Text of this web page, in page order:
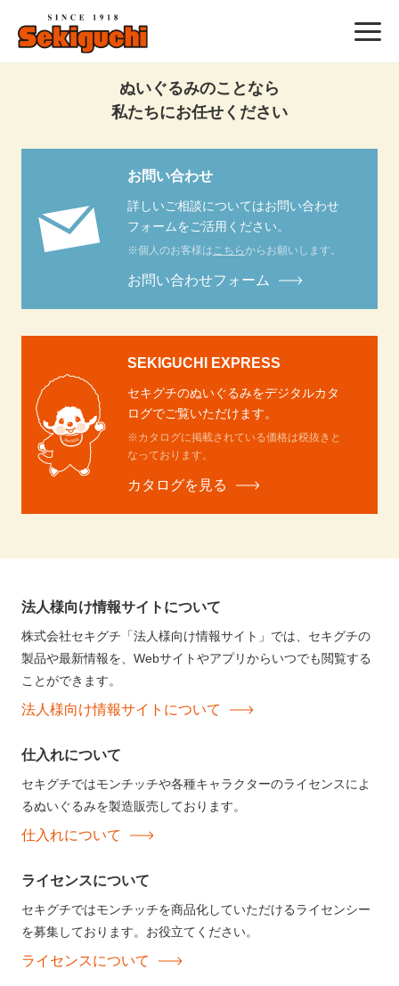
てブログを始めてください !
ぬいぐるみのことなら
私たちにお任せください
お問い合わせ
詳しいご相談についてはお問い合わせ
フォームをご活用ください。
※個人のお客様はこちらからお願いします。
お問い合わせフォーム
SEKIGUCHI EXPRESS
セキグチのぬいぐるみをデジタルカタ
ログでご覧いただけます。
※カタログに掲載されている価格は税抜きと
なっております。
カタログを見る
法人様向け情報サイトについて
株式会社セキグチ「法人様向け情報サイト」では、セキグチの
製品や最新情報を、Webサイトやアプリからいつでも閲覧する
ことができます。
法人様向け情報サイトについて
仕入れについて
セキグチではモンチッチや各種キャラクターのライセンスによ
るぬいぐるみを製造販売しております。
仕入れについて
ライセンスについて
セキグチではモンチッチを商品化していただけるライセンシー
を募集しております。お役立てください。
ライセンスについて